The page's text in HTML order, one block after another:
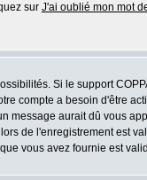
sur J'ai oublié mon mot
Si le support
compte a besoin d'être
aurait dû vous
de l'enregistrement est
vous avez fournie est